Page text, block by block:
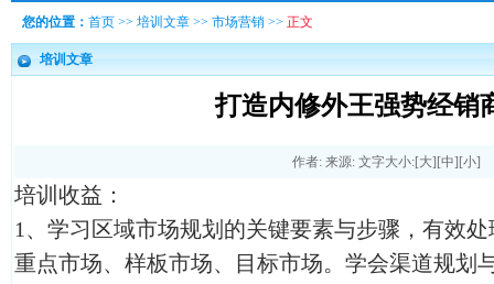
您的位置： 首页 >> 培训文章 >> 市场营销 >> 正文
培训文章
打造内修外王强势经销
作者: 来源: 文字大小:[大][中][小]
培训收益：
1、学习区域市场规划的关键要素与步骤，有效
重点市场、样板市场、目标市场。学会渠道规划